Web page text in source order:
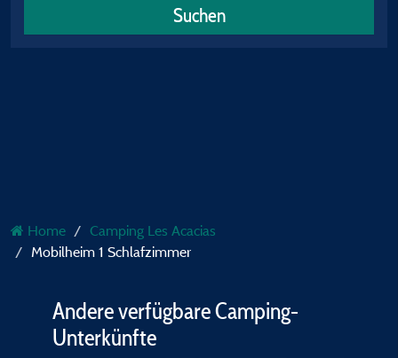
Suchen
Home
Camping Les Acacias
Mobilheim 1 Schlafzimmer
Andere verfügbare Camping-
Unterkünfte